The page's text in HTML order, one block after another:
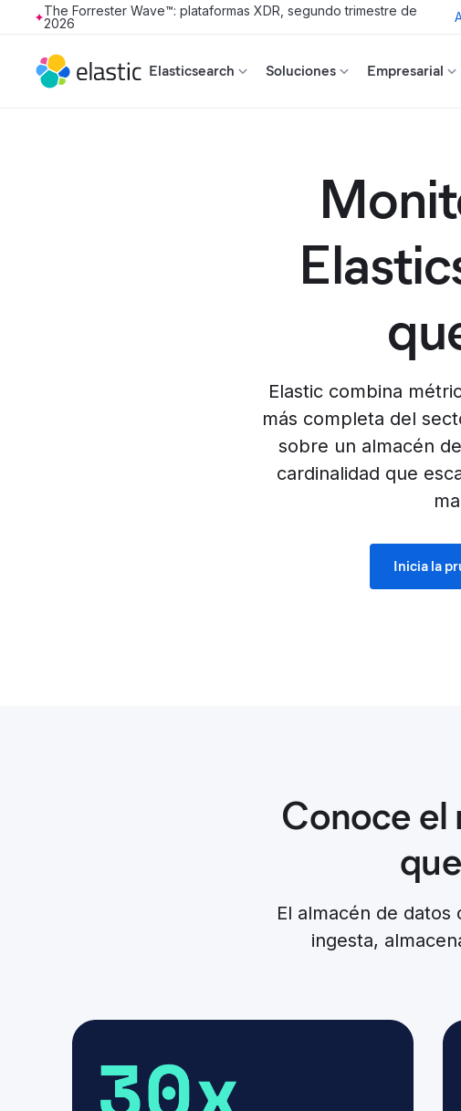
Skip to main content
The Forrester Wave™: plataformas XDR, segundo trimestre de
2026
Elasticsearch Soluciones Empresarial
Elastic combina
más completa del
sobre un almacén
cardinalidad que
Inicia la
Conoce el
El almacén de
ingesta,